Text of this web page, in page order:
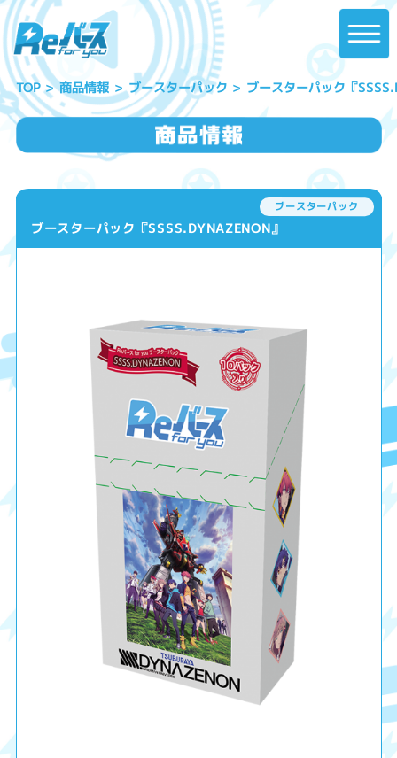
TOP 商品情報 ブースターパック ブースターパック『
ブースターパック
ブースターパック『SSSS.DYNAZENON』